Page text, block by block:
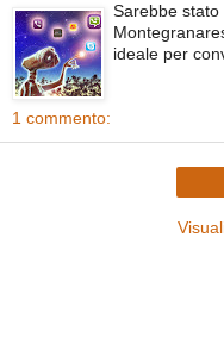
Sarebbe stato
ideale per
1 commento: